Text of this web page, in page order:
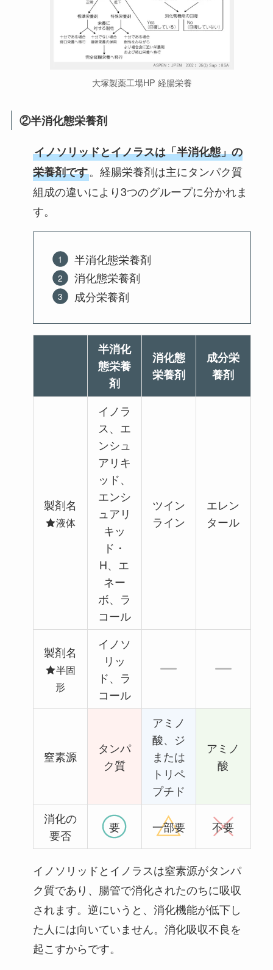
大塚製薬工場HP 経腸栄養
②半消化態栄養剤
イノソリッドとイノラスは「半消化態」の
栄養剤です。経腸栄養剤は主にタンパク質
組成の違いにより3つのグループに分かれま
す。
半消化態栄養剤
消化態栄養剤
成分栄養剤
半消化
態栄養
剤
消化態
栄養剤
成分栄
養剤
製剤名
液体
イノラ
ス、エ
ンシュ
アリキ
ッド、
エンシ
ュアリ
キッ
ド・
H、エ
ネー
ボ、ラ
コール
ツイン
ライン
エレン
タール
製剤名
半固
形
イノソ
リッ
ド、ラ
コール
窒素源
タンパ
ク質
アミノ
酸、ジ
または
トリペ
プチド
アミノ
酸
消化の
要否
要 一部要 不要
イノソリッドとイノラスは窒素源がタンパ
ク質であり、腸管で消化されたのちに吸収
されます。逆にいうと、消化機能が低下し
た人には向いていません。消化吸収不良を
起こすからです。